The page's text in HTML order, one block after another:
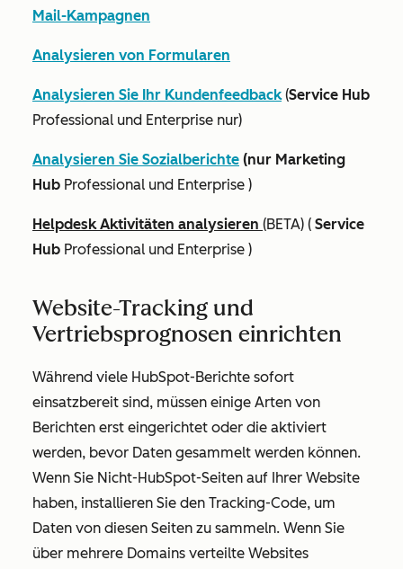
Mail-Kampagnen
Analysieren von Formularen
Analysieren Sie Ihr Kundenfeedback(Service Hub
Professional und Enterprise nur)
Analysieren Sie Sozialberichte (nur Marketing
Hub Professional und Enterprise )
Helpdesk Aktivitäten analysieren (BETA) ( Service
Hub Professional und Enterprise )
Website-Tracking und
Vertriebsprognosen einrichten
Während viele HubSpot-Berichte sofort
einsatzbereit sind, müssen einige Arten von
Berichten erst eingerichtet oder die aktiviert
werden, bevor Daten gesammelt werden können.
Wenn Sie Nicht-HubSpot-Seiten auf Ihrer Website
haben, installieren Sie den Tracking-Code, um
Daten von diesen Seiten zu sammeln. Wenn Sie
über mehrere Domains verteilte Websites